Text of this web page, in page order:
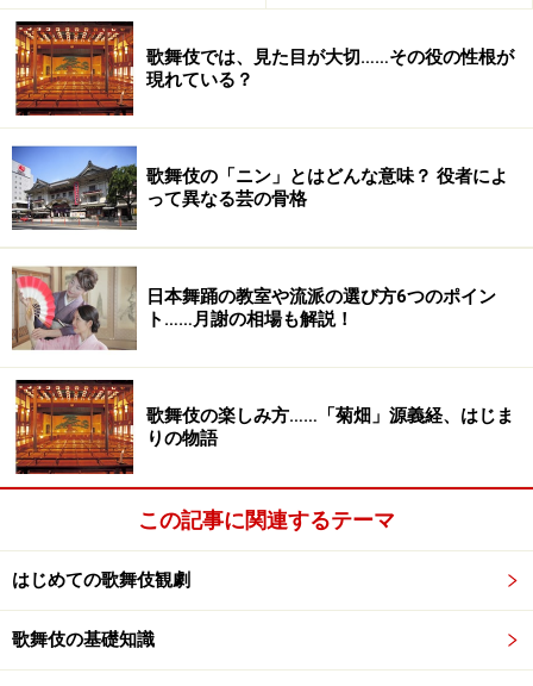
歌舞伎では、見た目が大切……その役の性根が
現れている？
歌舞伎の「ニン」とはどんな意味？ 役者によ
って異なる芸の骨格
日本舞踊の教室や流派の選び方6つのポイン
ト……月謝の相場も解説！
歌舞伎の楽しみ方……「菊畑」源義経、はじま
りの物語
この記事に関連するテーマ
はじめての歌舞伎観劇
歌舞伎の基礎知識